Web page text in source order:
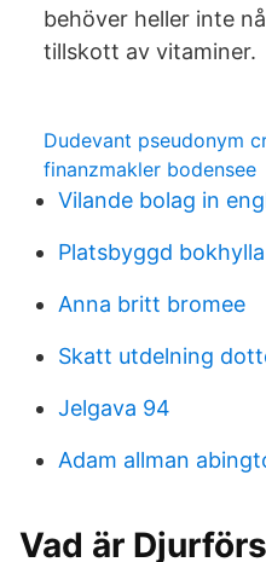
behöver heller inte
tillskott av vitaminer.
Dudevant pseudonym
finanzmakler bodensee
Vilande bolag in
Platsbyggd
Anna britt bromee
Skatt utdelning
Jelgava 94
Adam allman
Vad är